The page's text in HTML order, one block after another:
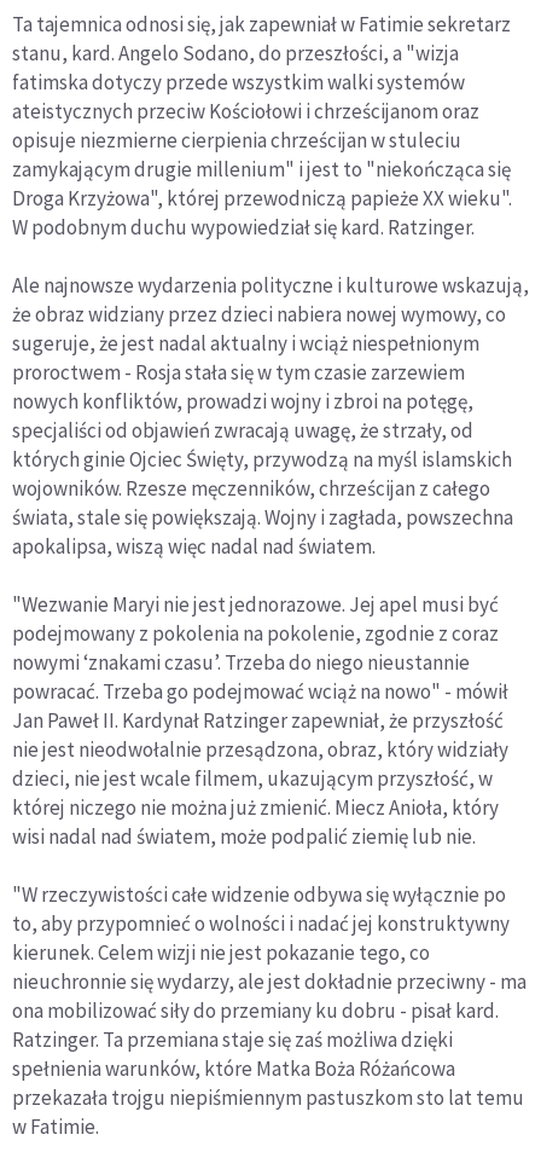
Ta tajemnica odnosi się, jak zapewniał w Fatimie sekretarz
stanu, kard. Angelo Sodano, do przeszłości, a "wizja
fatimska dotyczy przede wszystkim walki systemów
ateistycznych przeciw Kościołowi i chrześcijanom oraz
opisuje niezmierne cierpienia chrześcijan w stuleciu
zamykającym drugie millenium" i jest to "niekończąca się
Droga Krzyżowa", której przewodniczą papieże XX wieku".
W podobnym duchu wypowiedział się kard. Ratzinger.
Ale najnowsze wydarzenia polityczne i kulturowe wskazują,
że obraz widziany przez dzieci nabiera nowej wymowy, co
sugeruje, że jest nadal aktualny i wciąż niespełnionym
proroctwem - Rosja stała się w tym czasie zarzewiem
nowych konfliktów, prowadzi wojny i zbroi na potęgę,
specjaliści od objawień zwracają uwagę, że strzały, od
których ginie Ojciec Święty, przywodzą na myśl islamskich
wojowników. Rzesze męczenników, chrześcijan z całego
świata, stale się powiększają. Wojny i zagłada, powszechna
apokalipsa, wiszą więc nadal nad światem.
"Wezwanie Maryi nie jest jednorazowe. Jej apel musi być
podejmowany z pokolenia na pokolenie, zgodnie z coraz
nowymi ‘znakami czasu’. Trzeba do niego nieustannie
powracać. Trzeba go podejmować wciąż na nowo" - mówił
Jan Paweł II. Kardynał Ratzinger zapewniał, że przyszłość
nie jest nieodwołalnie przesądzona, obraz, który widziały
dzieci, nie jest wcale filmem, ukazującym przyszłość, w
której niczego nie można już zmienić. Miecz Anioła, który
wisi nadal nad światem, może podpalić ziemię lub nie.
"W rzeczywistości całe widzenie odbywa się wyłącznie po
to, aby przypomnieć o wolności i nadać jej konstruktywny
kierunek. Celem wizji nie jest pokazanie tego, co
nieuchronnie się wydarzy, ale jest dokładnie przeciwny - ma
ona mobilizować siły do przemiany ku dobru - pisał kard.
Ratzinger. Ta przemiana staje się zaś możliwa dzięki
spełnienia warunków, które Matka Boża Różańcowa
przekazała trojgu niepiśmiennym pastuszkom sto lat temu
w Fatimie.